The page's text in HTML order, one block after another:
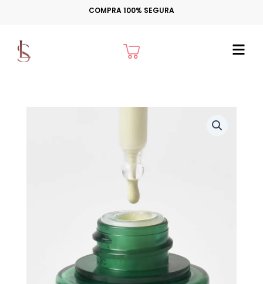
conteúdo
COMPRA 100% SEGURA
Cart